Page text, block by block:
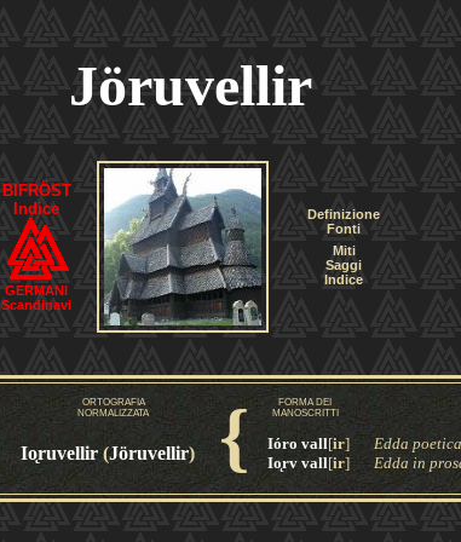
Jöruvellir
BIFRÖST
Indice
GERMANI
Scandinavi
Definizione
Fonti
Miti
Saggi
Indice
ORTOGRAFIA
NORMALIZZATA
{
FORMA DEI
MANOSCRITTI
Ioruvellir(Jöruvellir) Ióro vall[ir]
Iorv vall[ir]
Edda poetica
Edda in